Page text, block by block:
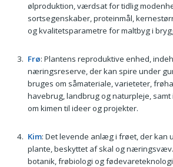
ølproduktion, værdsat for tidlig
sortsegenskaber, proteinmål,
og kvalitetsparametre for maltbyg i
Frø: Plantens reproduktive enhed,
næringsreserve, der kan spire under
bruges om såmateriale, varieteter,
havebrug, landbrug og naturpleje,
om kimen til ideer og projekter.
Kim: Det levende anlæg i frøet, der kan
plante, beskyttet af skal og
botanik, frøbiologi og